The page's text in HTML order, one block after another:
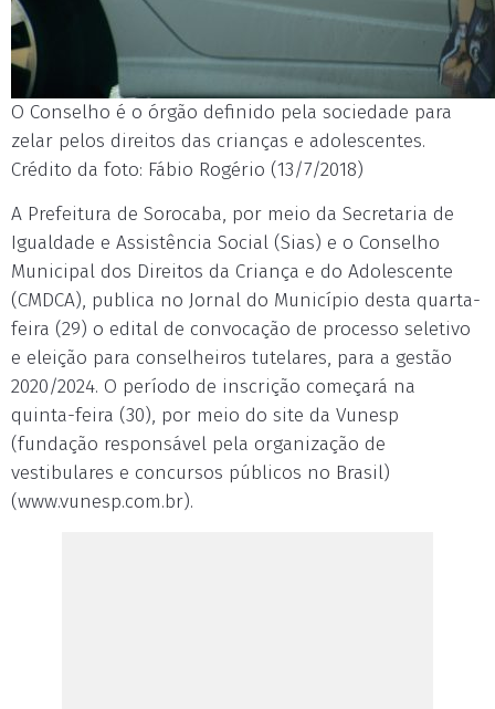
O Conselho é o órgão definido pela sociedade para
zelar pelos direitos das crianças e adolescentes.
Crédito da foto: Fábio Rogério (13/7/2018)
A Prefeitura de Sorocaba, por meio da Secretaria de
Igualdade e Assistência Social (Sias) e o Conselho
Municipal dos Direitos da Criança e do Adolescente
(CMDCA), publica no Jornal do Município desta quarta-
feira (29) o edital de convocação de processo seletivo
e eleição para conselheiros tutelares, para a gestão
2020/2024. O período de inscrição começará na
quinta-feira (30), por meio do site da Vunesp
(fundação responsável pela organização de
vestibulares e concursos públicos no Brasil)
(www.vunesp.com.br).